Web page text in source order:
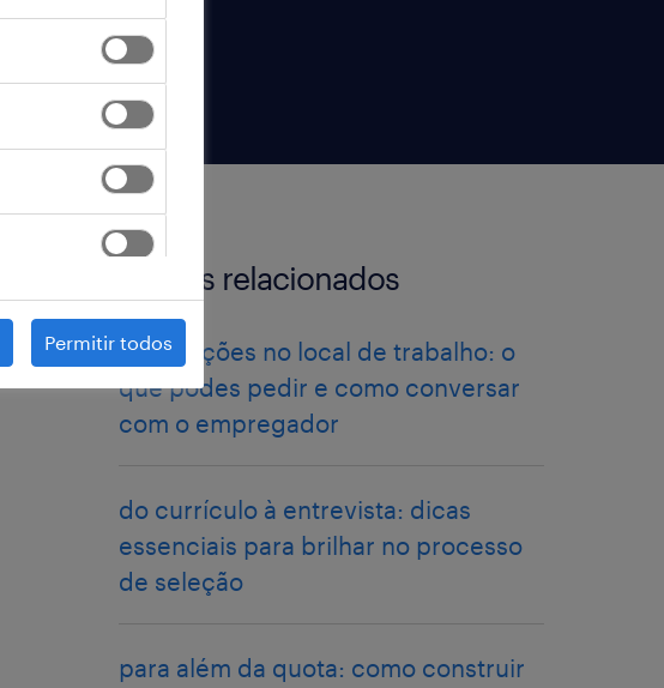
artigos relacionados
Adaptações no local de trabalho: o
que podes pedir e como conversar
com o empregador
do currículo à entrevista: dicas
essenciais para brilhar no processo
de seleção
para além da quota: como construir
Permitir todos